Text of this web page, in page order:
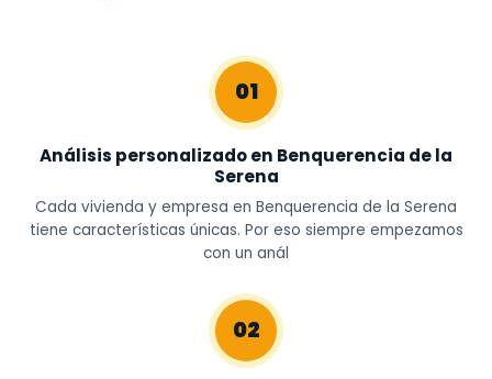
01
Análisis personalizado en Benquerencia de la
Serena
Cada vivienda y empresa en Benquerencia de la Serena
tiene características únicas. Por eso siempre empezamos
con un anál
02